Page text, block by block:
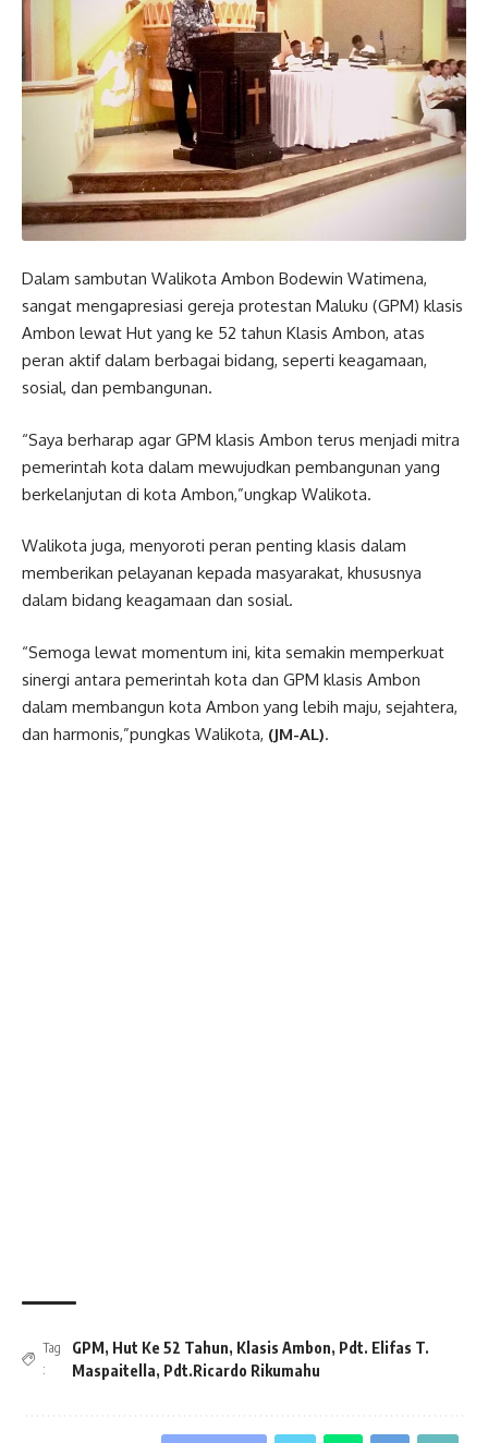
Dalam sambutan Walikota Ambon Bodewin Watimena,
sangat mengapresiasi gereja protestan Maluku (GPM) klasis
Ambon lewat Hut yang ke 52 tahun Klasis Ambon, atas
peran aktif dalam berbagai bidang, seperti keagamaan,
sosial, dan pembangunan.
“Saya berharap agar GPM klasis Ambon terus menjadi mitra
pemerintah kota dalam mewujudkan pembangunan yang
berkelanjutan di kota Ambon,”ungkap Walikota.
Walikota juga, menyoroti peran penting klasis dalam
memberikan pelayanan kepada masyarakat, khususnya
dalam bidang keagamaan dan sosial.
“Semoga lewat momentum ini, kita semakin memperkuat
sinergi antara pemerintah kota dan GPM klasis Ambon
dalam membangun kota Ambon yang lebih maju, sejahtera,
dan harmonis,”pungkas Walikota, (JM-AL).
Tag
:
GPM, Hut Ke 52 Tahun, Klasis Ambon, Pdt. Elifas T.
Maspaitella, Pdt.Ricardo Rikumahu